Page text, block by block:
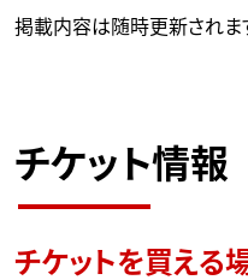
掲載内容は随時更新されま
チケット情報
チケットを買える